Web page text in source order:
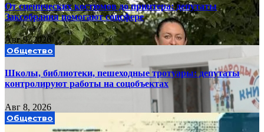
От сценических костюмов до принтера: депутаты
Заксобрания помогают соцсфере
Авг 9, 2026
Общество
Школы, библиотеки, пешеходные тротуары: депутаты
контролируют работы на соцобъектах
Авг 8, 2026
Общество